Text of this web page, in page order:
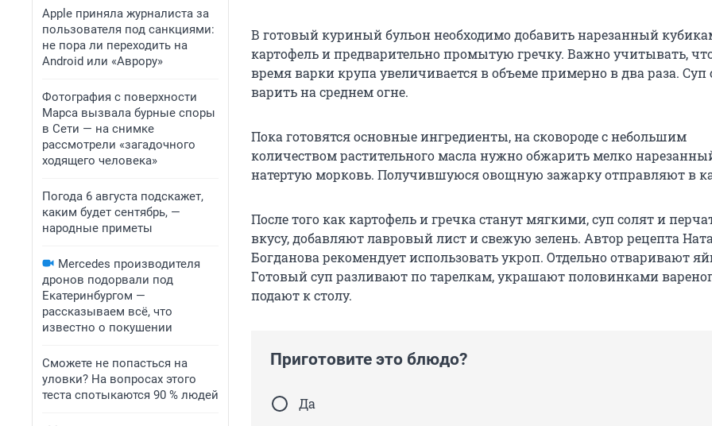
Apple приняла журналиста за
пользователя под санкциями:
не пора ли переходить на
Android или «Аврору»
Фотография с поверхности
Марса вызвала бурные споры
в Сети — на снимке
рассмотрели «загадочного
ходящего человека»
Погода 6 августа подскажет,
каким будет сентябрь, —
народные приметы
Mercedes производителя
дронов подорвали под
Екатеринбургом —
рассказываем всё, что
известно о покушении
Сможете не попасться на
уловки? На вопросах этого
теста спотыкаются 90 % людей
В готовый куриный бульон необходимо добавить нарезанный
картофель и предварительно промытую гречку. Важно учитывать,
время варки крупа увеличивается в объеме примерно в два раза. Суп
варить на среднем огне.
Пока готовятся основные ингредиенты, на сковороде с небольшим
количеством растительного масла нужно обжарить мелко
натертую морковь. Получившуюся овощную зажарку отправляют в
После того как картофель и гречка станут мягкими, суп солят и
вкусу, добавляют лавровый лист и свежую зелень. Автор рецепта
Богданова рекомендует использовать укроп. Отдельно отваривают
Готовый суп разливают по тарелкам, украшают половинками
подают к столу.
Приготовите это блюдо?
Да